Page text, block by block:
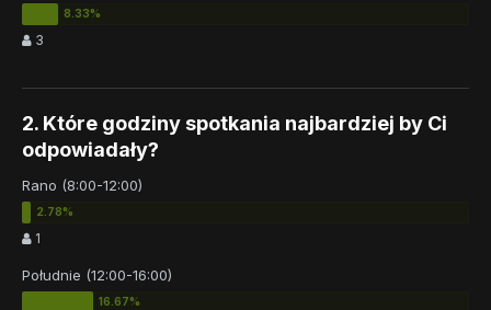
3
2. Które godziny spotkania najbardziej by Ci
odpowiadały?
Rano (8:00-12:00)
1
Południe (12:00-16:00)